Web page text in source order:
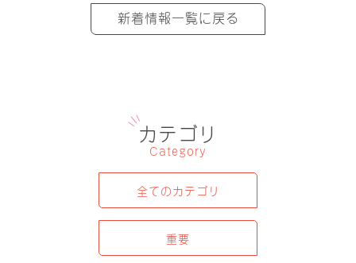
新着情報一覧に戻る
カテゴリ
Category
全てのカテゴリ
重要